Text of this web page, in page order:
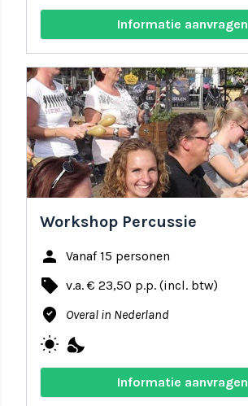
Informatie aanvragen
Workshop Percussie
person Vanaf 15 personen
local_offer v.a. € 23,50 p.p. (incl. btw)
where_to_vote Overal in Nederland
wb_sunny nights_stay
Informatie aanvragen